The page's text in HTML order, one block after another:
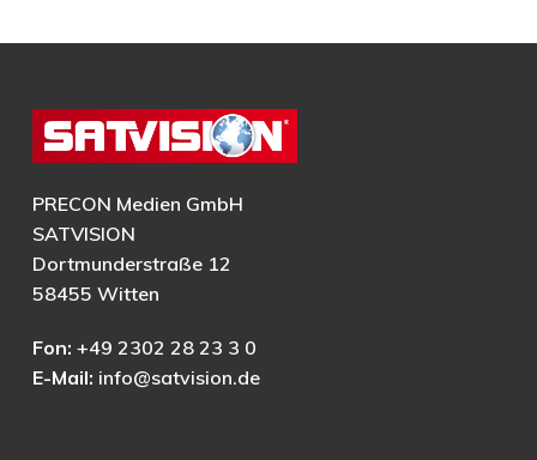
PRECON Medien GmbH
SATVISION
Dortmunderstraße 12
58455 Witten
Fon: +49 2302 28 23 3 0
E-Mail: info@satvision.de